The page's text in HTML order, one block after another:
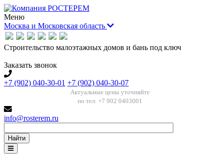
Меню
Москва и Московская область
Строительство малоэтажных домов и бань под ключ
Заказать звонок
+7 (902) 040-30-01 +7 (902) 040-30-07
Актуальные цены уточняйте
по тел: +7 902 0403001
info@rosterem.ru
Найти